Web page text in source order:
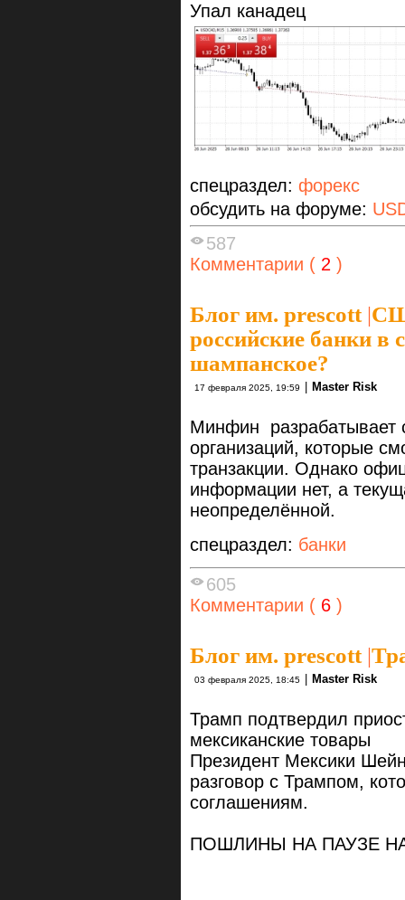
Упал канадец
спецраздел: форекс
обсудить на форуме:
587
Комментарии ( 2 )
Блог им. prescott|
российские банки в
шампанское?
17 февраля 2025, 19:59 Master Risk
Минфин разрабатывает
организаций, которые
транзакции. Однако
информации нет, а
неопределённой.
спецраздел: банки
605
Комментарии ( 6 )
Блог им. prescott|
03 февраля 2025, 18:45 Master Risk
Трамп подтвердил
мексиканские товары
Президент Мексики
разговор с Трампом,
соглашениям.
ПОШЛИНЫ НА ПАУЗЕ